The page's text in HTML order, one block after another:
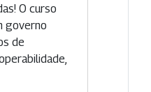
O curso
governo
de